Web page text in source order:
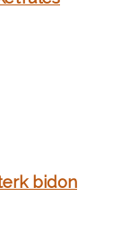
bidon